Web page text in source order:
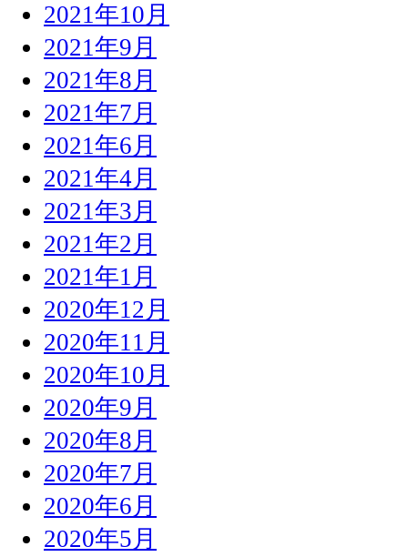
2021年10月
2021年9月
2021年8月
2021年7月
2021年6月
2021年4月
2021年3月
2021年2月
2021年1月
2020年12月
2020年11月
2020年10月
2020年9月
2020年8月
2020年7月
2020年6月
2020年5月